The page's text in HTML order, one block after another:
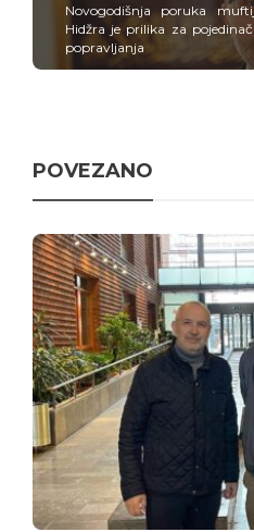
Novogodišnja poruka
Hidžra je prilika za
popravljanja
POVEZANO